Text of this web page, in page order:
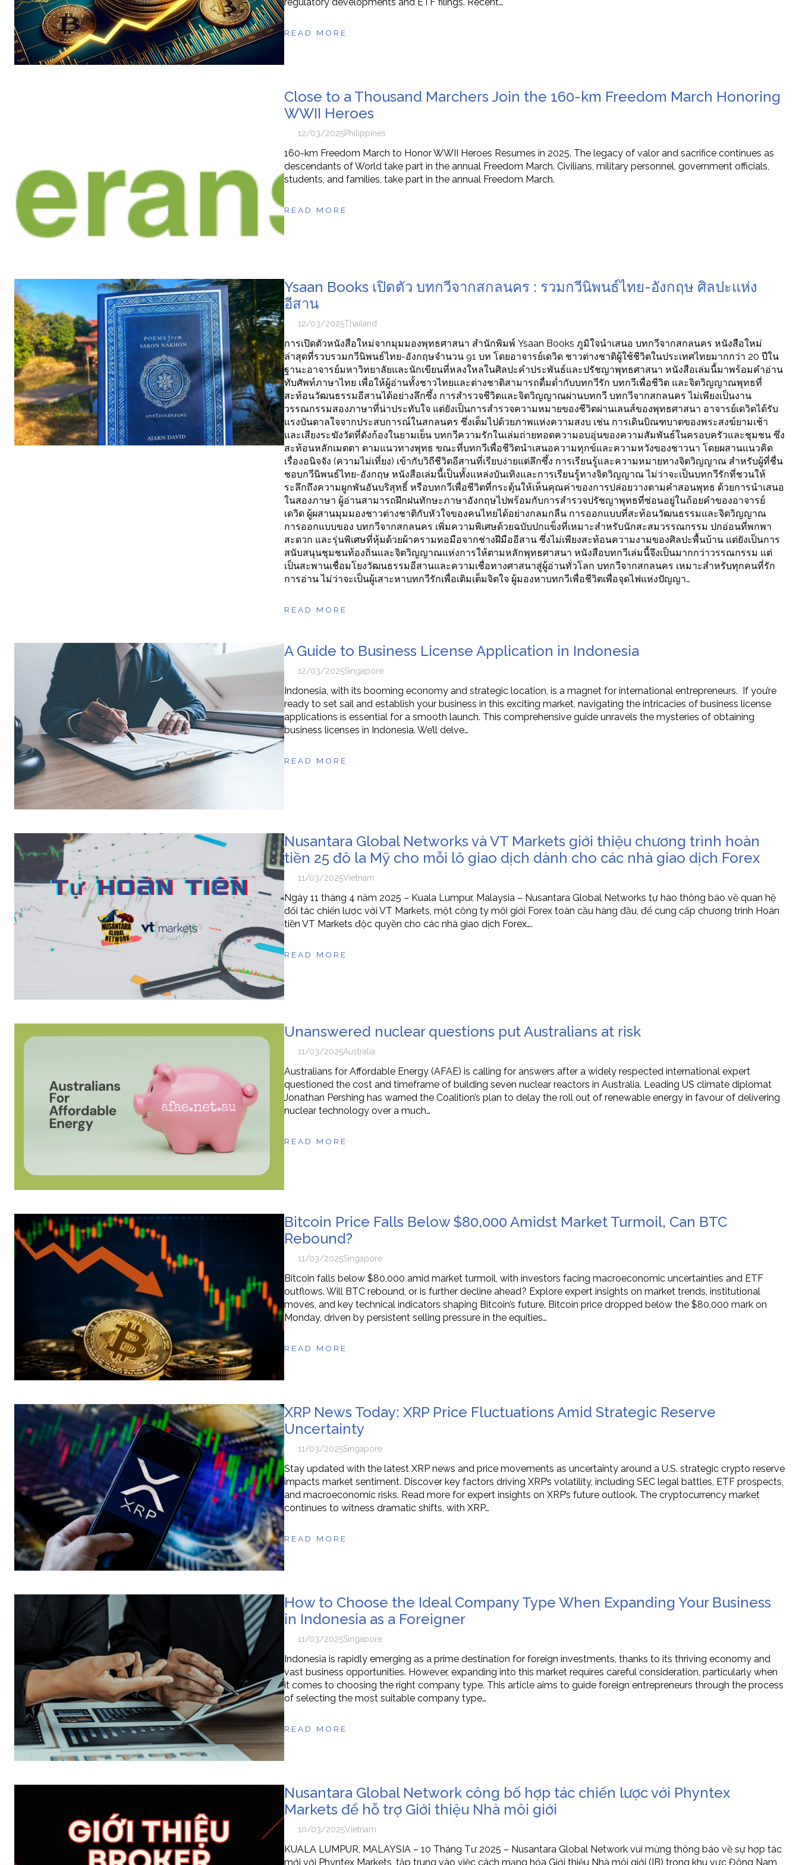
READ MORE
Close to a Thousand Marchers Join the 160-km Freedom March Honoring
WWII Heroes
12/03/2025Philippines
160-km Freedom March to Honor WWII Heroes Resumes in 2025. The legacy of valor and sacrifice continues as
descendants of World take part in the annual Freedom March. Civilians, military personnel, government officials,
students, and families, take part in the annual Freedom March.
READ MORE
Ysaan Books เปิดตัว บทกวีจากสกลนคร : รวมกวีนิพนธ์ไทย-อังกฤษ ศิลปะแห่ง
อีสาน
12/03/2025Thailand
การเปิดตัวหนังสือใหม่จากมุมมองพุทธศาสนา สำนักพิมพ์ Ysaan Books ภูมิใจนำเสนอ บทกวีจากสกลนคร หนังสือใหม่
ล่าสุดที่รวบรวมกวีนิพนธ์ไทย-อังกฤษจำนวน 91 บท โดยอาจารย์เดวิด ชาวต่างชาติผู้ใช้ชีวิตในประเทศไทยมากกว่า 20 ปีใน
ฐานะอาจารย์มหาวิทยาลัยและนักเขียนที่หลงใหลในศิลปะคำประพันธ์และปรัชญาพุทธศาสนา หนังสือเล่มนี้มาพร้อมคำอ่าน
ทับศัพท์ภาษาไทย เพื่อให้ผู้อ่านทั้งชาวไทยและต่างชาติสามารถดื่มด่ำกับบทกวีรัก บทกวีเพื่อชีวิต และจิตวิญญาณพุทธที่
สะท้อนวัฒนธรรมอีสานได้อย่างลึกซึ้ง การสำรวจชีวิตและจิตวิญญาณผ่านบทกวี บทกวีจากสกลนคร ไม่เพียงเป็นงาน
วรรณกรรมสองภาษาที่น่าประทับใจ แต่ยังเป็นการสำรวจความหมายของชีวิตผ่านเลนส์ของพุทธศาสนา อาจารย์เดวิดได้รับ
แรงบันดาลใจจากประสบการณ์ในสกลนคร ซึ่งเต็มไปด้วยภาพแห่งความสงบ เช่น การเดินบิณฑบาตของพระสงฆ์ยามเช้า
และเสียงระฆังวัดที่ดังก้องในยามเย็น บทกวีความรักในเล่มถ่ายทอดความอบอุ่นของความสัมพันธ์ในครอบครัวและชุมชน ซึ่ง
สะท้อนหลักเมตตา ตามแนวทางพุทธ ขณะที่บทกวีเพื่อชีวิตนำเสนอความทุกข์และความหวังของชาวนา โดยผสานแนวคิด
เรื่องอนิจจัง (ความไม่เที่ยง) เข้ากับวิถีชีวิตอีสานที่เรียบง่ายแต่ลึกซึ้ง การเรียนรู้และความหมายทางจิตวิญญาณ สำหรับผู้ที่ชื่น
ชอบกวีนิพนธ์ไทย-อังกฤษ หนังสือเล่มนี้เป็นทั้งแหล่งบันเทิงและการเรียนรู้ทางจิตวิญญาณ ไม่ว่าจะเป็นบทกวีรักที่ชวนให้
ระลึกถึงความผูกพันอันบริสุทธิ์ หรือบทกวีเพื่อชีวิตที่กระตุ้นให้เห็นคุณค่าของการปล่อยวางตามคำสอนพุทธ ด้วยการนำเสนอ
ในสองภาษา ผู้อ่านสามารถฝึกฝนทักษะภาษาอังกฤษไปพร้อมกับการสำรวจปรัชญาพุทธที่ซ่อนอยู่ในถ้อยคำของอาจารย์
เดวิด ผู้ผสานมุมมองชาวต่างชาติกับหัวใจของคนไทยได้อย่างกลมกลืน การออกแบบที่สะท้อนวัฒนธรรมและจิตวิญญาณ
การออกแบบของ บทกวีจากสกลนคร เพิ่มความพิเศษด้วยฉบับปกแข็งที่เหมาะสำหรับนักสะสมวรรณกรรม ปกอ่อนที่พกพา
สะดวก และรุ่นพิเศษที่หุ้มด้วยผ้าครามทอมือจากช่างฝีมืออีสาน ซึ่งไม่เพียงสะท้อนความงามของศิลปะพื้นบ้าน แต่ยังเป็นการ
สนับสนุนชุมชนท้องถิ่นและจิตวิญญาณแห่งการให้ตามหลักพุทธศาสนา หนังสือบทกวีเล่มนี้จึงเป็นมากกว่าวรรณกรรม แต่
เป็นสะพานเชื่อมโยงวัฒนธรรมอีสานและความเชื่อทางศาสนาสู่ผู้อ่านทั่วโลก บทกวีจากสกลนคร เหมาะสำหรับทุกคนที่รัก
การอ่าน ไม่ว่าจะเป็นผู้เสาะหาบทกวีรักเพื่อเติมเต็มจิตใจ ผู้มองหาบทกวีเพื่อชีวิตเพื่อจุดไฟแห่งปัญญา…
READ MORE
A Guide to Business License Application in Indonesia
12/03/2025Singapore
Indonesia, with its booming economy and strategic location, is a magnet for international entrepreneurs. If you’re
ready to set sail and establish your business in this exciting market, navigating the intricacies of business license
applications is essential for a smooth launch. This comprehensive guide unravels the mysteries of obtaining
business licenses in Indonesia. We’ll delve…
READ MORE
Nusantara Global Networks và VT Markets giới thiệu chương trình hoàn
tiền 25 đô la Mỹ cho mỗi lô giao dịch dành cho các nhà giao dịch Forex
11/03/2025Vietnam
Ngày 11 tháng 4 năm 2025 – Kuala Lumpur, Malaysia – Nusantara Global Networks tự hào thông báo về quan hệ
đối tác chiến lược với VT Markets, một công ty môi giới Forex toàn cầu hàng đầu, để cung cấp chương trình Hoàn
tiền VT Markets độc quyền cho các nhà giao dịch Forex….
READ MORE
Unanswered nuclear questions put Australians at risk
11/03/2025Australia
Australians for Affordable Energy (AFAE) is calling for answers after a widely respected international expert
questioned the cost and timeframe of building seven nuclear reactors in Australia. Leading US climate diplomat
Jonathan Pershing has warned the Coalition’s plan to delay the roll out of renewable energy in favour of delivering
nuclear technology over a much…
READ MORE
Bitcoin Price Falls Below $80,000 Amidst Market Turmoil, Can BTC
Rebound?
11/03/2025Singapore
Bitcoin falls below $80,000 amid market turmoil, with investors facing macroeconomic uncertainties and ETF
outflows. Will BTC rebound, or is further decline ahead? Explore expert insights on market trends, institutional
moves, and key technical indicators shaping Bitcoin’s future. Bitcoin price dropped below the $80,000 mark on
Monday, driven by persistent selling pressure in the equities…
READ MORE
XRP News Today: XRP Price Fluctuations Amid Strategic Reserve
Uncertainty
11/03/2025Singapore
Stay updated with the latest XRP news and price movements as uncertainty around a U.S. strategic crypto reserve
impacts market sentiment. Discover key factors driving XRP’s volatility, including SEC legal battles, ETF prospects,
and macroeconomic risks. Read more for expert insights on XRP’s future outlook. The cryptocurrency market
continues to witness dramatic shifts, with XRP…
READ MORE
How to Choose the Ideal Company Type When Expanding Your Business
in Indonesia as a Foreigner
11/03/2025Singapore
Indonesia is rapidly emerging as a prime destination for foreign investments, thanks to its thriving economy and
vast business opportunities. However, expanding into this market requires careful consideration, particularly when
it comes to choosing the right company type. This article aims to guide foreign entrepreneurs through the process
of selecting the most suitable company type…
READ MORE
Nusantara Global Network công bố hợp tác chiến lược với Phyntex
Markets để hỗ trợ Giới thiệu Nhà môi giới
10/03/2025Vietnam
KUALA LUMPUR, MALAYSIA – 10 Tháng Tư 2025 – Nusantara Global Network vui mừng thông báo về sự hợp tác
mới với Phyntex Markets, tập trung vào việc cách mạng hóa Giới thiệu Nhà môi giới (IB) trong khu vực Đông Nam